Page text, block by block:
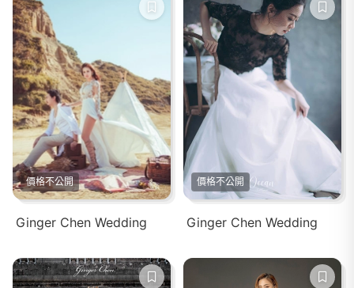
價格不公開
Ginger Chen Wedding
價格不公開
Ginger Chen Wedding